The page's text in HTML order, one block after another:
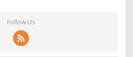
Follow Us